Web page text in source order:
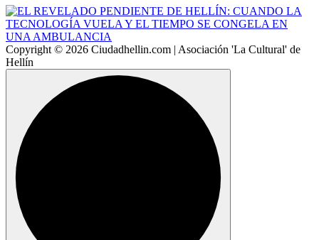
Copyright © 2026 Ciudadhellin.com | Asociación 'La Cultural' de
Hellín